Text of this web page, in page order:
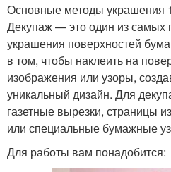
Основные методы украшения
Декупаж — это один из самых
украшения поверхностей
в том, чтобы наклеить на
изображения или узоры,
уникальный дизайн. Для
газетные вырезки, страницы
или специальные бумажные
Для работы вам понадобится: